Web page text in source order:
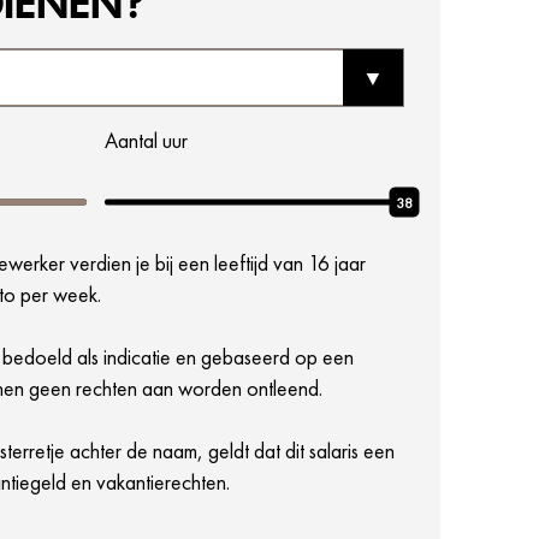
Aantal uur
38
verdien je bij een leeftijd van 16 jaar
per week.
als indicatie en gebaseerd op een
geen rechten aan worden ontleend.
achter de naam, geldt dat dit salaris een
en vakantierechten.